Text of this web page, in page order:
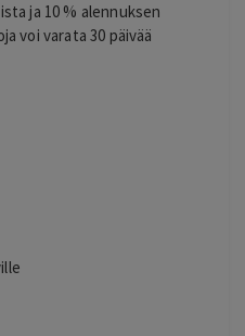
ja 10 % alennuksen
voi varata 30 päivää